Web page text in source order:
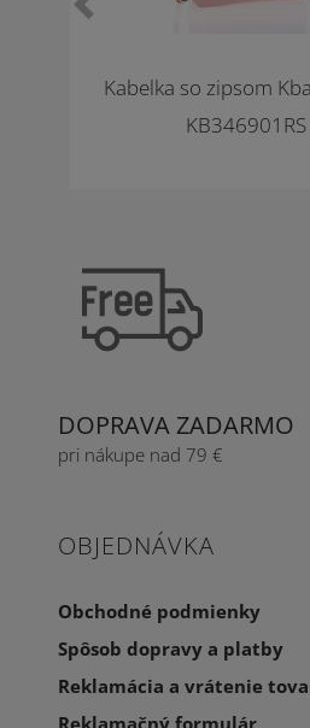
Kabelka so zipsom
KB346901RS
DOPRAVA ZADARMO
pri nákupe nad 79 €
OBJEDNÁVKA
Obchodné podmienky
Spôsob dopravy a platby
Reklamácia a vrátenie
Reklamačný formulár